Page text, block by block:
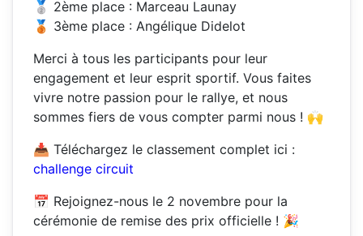
🥈 2ème place : Marceau Launay
🥉 3ème place : Angélique Didelot
Merci à tous les participants pour leur
engagement et leur esprit sportif. Vous faites
vivre notre passion pour le rallye, et nous
sommes fiers de vous compter parmi nous ! 🙌
📥 Téléchargez le classement complet ici :
challenge circuit
📅 Rejoignez-nous le 2 novembre pour la
cérémonie de remise des prix officielle ! 🎉